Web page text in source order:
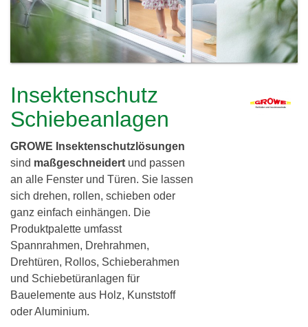
c
h
i
e
r
d
i
n
g
G
b
R
h
Insektenschutz
Schiebeanlagen
GROWE Insektenschutzlösungen
sind maßgeschneidert und passen
an alle Fenster und Türen. Sie lassen
sich drehen, rollen, schieben oder
ganz einfach einhängen. Die
Produktpalette umfasst
Spannrahmen, Drehrahmen,
Drehtüren, Rollos, Schieberahmen
und Schiebetüranlagen für
Bauelemente aus Holz, Kunststoff
oder Aluminium.